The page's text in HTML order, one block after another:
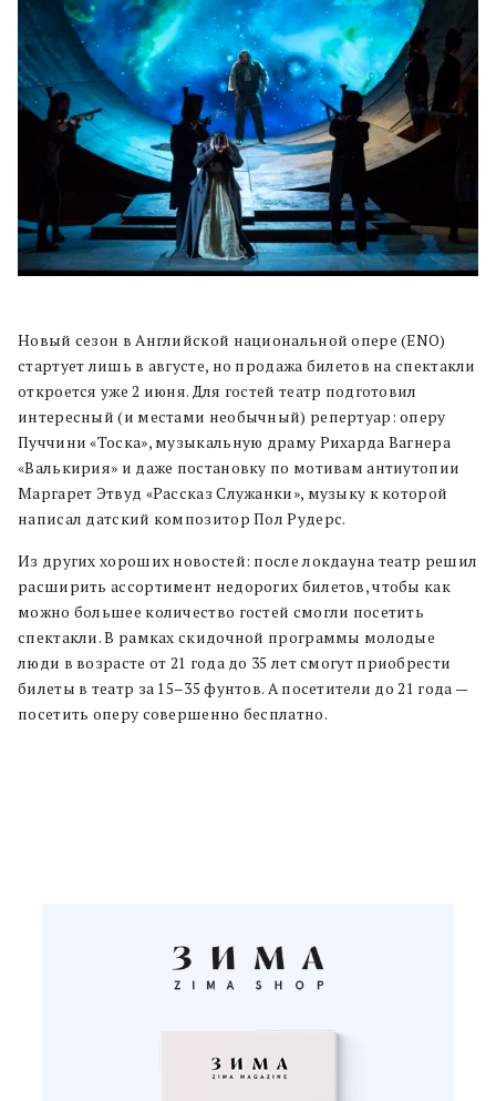
Новый сезон в Английской национальной опере (ENO)
стартует лишь в августе, но продажа билетов на спектакли
откроется уже 2 июня. Для гостей театр подготовил
интересный (и местами необычный) репертуар: оперу
Пуччини «Тоска», музыкальную драму Рихарда Вагнера
«Валькирия» и даже постановку по мотивам антиутопии
Маргарет Этвуд «Рассказ Служанки», музыку к которой
написал датский композитор Пол Рудерс.
Из других хороших новостей: после локдауна театр решил
расширить ассортимент недорогих билетов, чтобы как
можно большее количество гостей смогли посетить
спектакли. В рамках скидочной программы молодые
люди в возрасте от 21 года до 35 лет смогут приобрести
билеты в театр за 15–35 фунтов. А посетители до 21 года —
посетить оперу совершенно бесплатно.